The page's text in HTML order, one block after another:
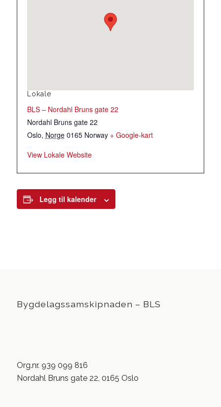
Lokale
BLS – Nordahl Bruns gate 22
Nordahl Bruns gate 22
Oslo, Norge 0165 Norway + Google-kart
View Lokale Website
Legg til kalender
Bygdelagssamskipnaden – BLS
Org.nr. 939 099 816
Nordahl Bruns gate 22, 0165 Oslo